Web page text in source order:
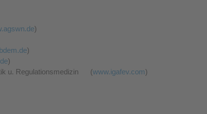
)
)
)
u. Regulationsmedizin (www.igafev.com)